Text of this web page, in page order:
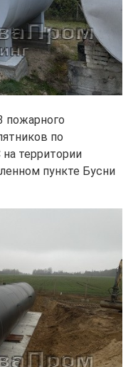
пожарного
по
территории
пункте Бусни